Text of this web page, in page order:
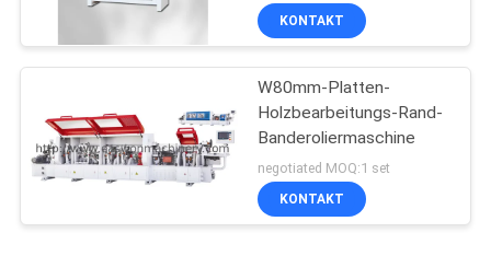
KONTAKT
W80mm-Platten-
Holzbearbeitungs-Rand-
Banderoliermaschine
negotiated MOQ:1 set
KONTAKT